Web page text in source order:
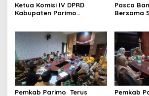
Ketua Komisi IV DPRD
Kabupaten Parimo
Sidang 2025/2026
Pasca
Bersama
Pemkab Parimo Terus
Pemkab